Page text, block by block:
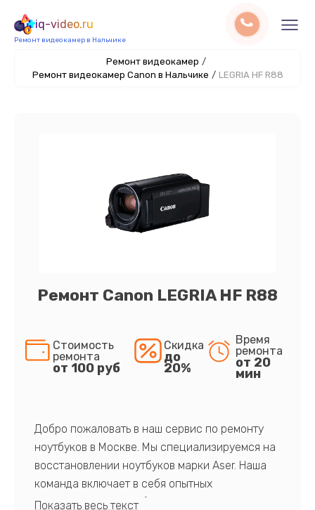
iq-video.ru
Ремонт видеокамер в Нальчике
Ремонт видеокамер /
Ремонт видеокамер Canon в Нальчике / LEGRIA HF R88
Ремонт Canon LEGRIA HF R88
Стоимость
ремонта
от 100 руб
Скидка
до
20%
Время
ремонта
от 20
мин
Добро пожаловать в наш сервис по ремонту
ноутбуков в Москве. Мы специализируемся на
восстановлении ноутбуков марки Aser. Наша
команда включает в себя опытных
профессионалов с обширными знаниями и